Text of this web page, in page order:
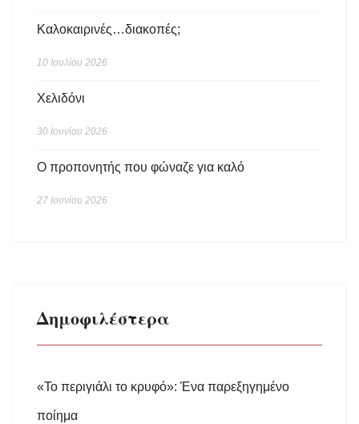
Καλοκαιρινές…διακοπές;
10 Ιουλίου 2026
Χελιδόνι
30 Ιουνίου 2026
Ο προπονητής που φώναζε για καλό
27 Ιουνίου 2026
Δημοφιλέστερα
«Το περιγιάλι το κρυφό»: Ένα παρεξηγημένο
ποίημα